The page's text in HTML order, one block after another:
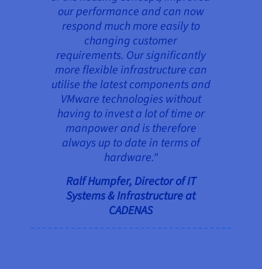
our performance and can now
respond much more easily to
changing customer
requirements. Our significantly
more flexible infrastructure can
utilise the latest components and
VMware technologies without
having to invest a lot of time or
manpower and is therefore
always up to date in terms of
hardware."
Ralf Humpfer, Directorof IT
Systems & Infrastructure at
CADENAS